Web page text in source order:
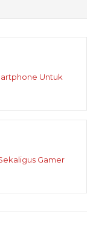
Untuk
Gamer